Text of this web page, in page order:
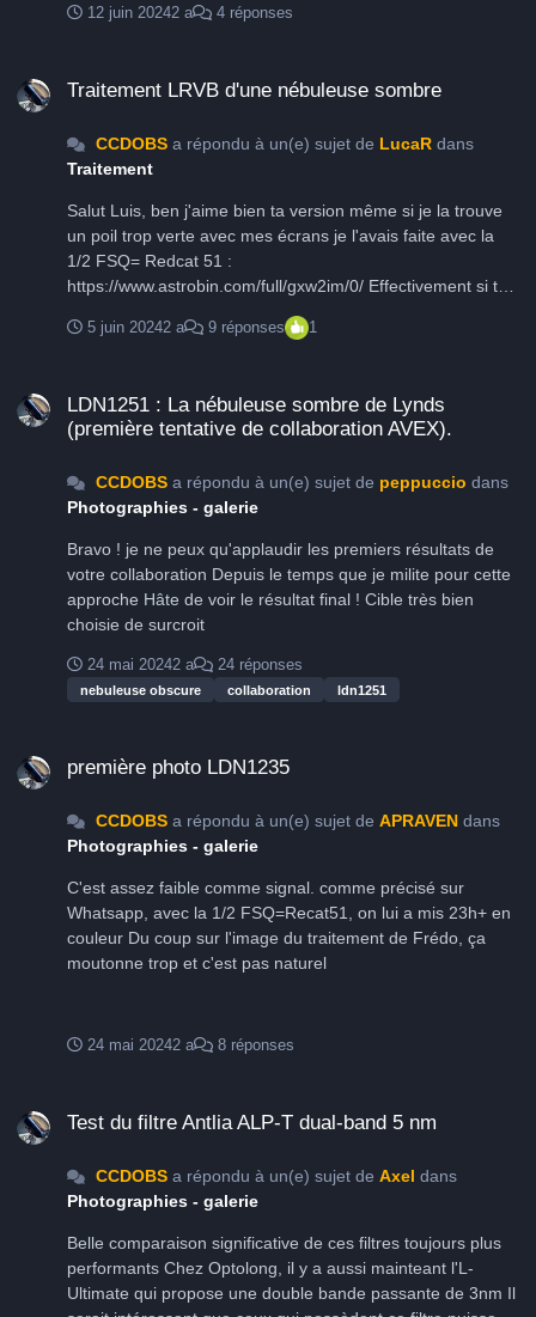
12 juin 20242 a 4 réponses
Traitement LRVB d'une nébuleuse sombre
CCDOBSa répondu à un(e) sujet de LucaRdans
Traitement
Salut Luis, ben j'aime bien ta version même si je la trouve
un poil trop verte avec mes écrans je l'avais faite avec la
1/2 FSQ= Redcat 51 :
https://www.astrobin.com/full/gxw2im/0/ Effectivement si tu
ajoutes du temps cela n'en sera que mieux pas de conseil
sur le traitement, j'ai pas Siril et mon image c'est avec la
sera TOP Dans les prochains jours je me lance sur celle du
dessus du Requin, le Rotten Fish LDN 1251 au C14H, ça
5 juin 20242 a 9 réponses 1
LDN1251 : La nébuleuse sombre de Lynds
(première tentative de collaboration AVEX).
CCDOBSa répondu à un(e) sujet de peppuccio dans
Photographies - galerie
Bravo ! je ne peux qu'applaudir les premiers résultats de
votre collaboration Depuis le temps que je milite pour cette
approche Hâte de voir le résultat final ! Cible très bien
choisie de surcroit
24 mai 20242 a 24 réponses
nebuleuse obscure collaboration ldn1251
première photo LDN1235
CCDOBSa répondu à un(e) sujet de APRAVENdans
Photographies - galerie
C'est assez faible comme signal. comme précisé sur
Whatsapp, avec la 1/2 FSQ=Recat51, on lui a mis 23h+ en
couleur Du coup sur l'image du traitement de Frédo, ça
moutonne trop et c'est pas naturel
24 mai 20242 a 8 réponses
Test du filtre Antlia ALP-T dual-band 5 nm
CCDOBSa répondu à un(e) sujet de Axel dans
Photographies - galerie
Belle comparaison significative de ces filtres toujours plus
performants Chez Optolong, il y a aussi mainteant l'L-
Ultimate qui propose une double bande passante de 3nm Il